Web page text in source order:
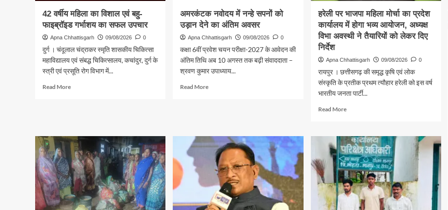
42 वर्षीय महिला का विशाल एवं बहु-
फाइब्रॉइड गर्भाशय का सफल उपचार
Apna Chhattisgarh 09/08/2026 0
दुर्ग । चंदूलाल चंद्राकर स्मृति शासकीय चिकित्सा
महाविद्यालय एवं संबद्ध चिकित्सालय, कचांदुर, दुर्ग के
स्त्री एवं प्रसूति रोग विभाग में...
Read MoreRead
का
विशाल
एवं
बहु-
फाइब्रॉइड
गर्भाशय
का
सफल
अमरकंटक नवोदय में नन्हे सपनों को
उड़ान देने का अंतिम अवसर
Apna Chhattisgarh 09/08/2026 0
कक्षा 6वीं प्रवेश चयन परीक्षा-2027 के आवेदन की
अंतिम तिथि अब 10 अगस्त तक बढ़ी संवाददाता –
श्रवण कुमार उपाध्याय...
Read MoreRead
नन्हे
सपनों
उड़ान
का
अंतिम
अवसर
हरेली पर भाजपा महिला मोर्चा का प्रदेश
कार्यालय में होगा भव्य आयोजन, अध्यक्ष
विभा अवस्थी ने तैयारियों को लेकर दिए
निर्देश
Apna Chhattisgarh 09/08/2026 0
रायपुर । छत्तीसगढ़ की समृद्ध कृषि एवं लोक
संस्कृति के प्रतीक प्रथम त्यौहार हरेली को इस वर्ष
भारतीय जनता पार्टी...
Read MoreRead
हरेली
पर
भाजपा
महिला
मोर्चा
का
प्रदेश
कार्यालय